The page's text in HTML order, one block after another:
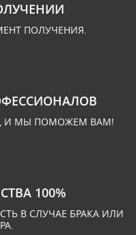
ПОЛУЧЕНИЯ.
И МЫ ПОМОЖЕМ ВАМ!
100%
В СЛУЧАЕ БРАКА ИЛИ